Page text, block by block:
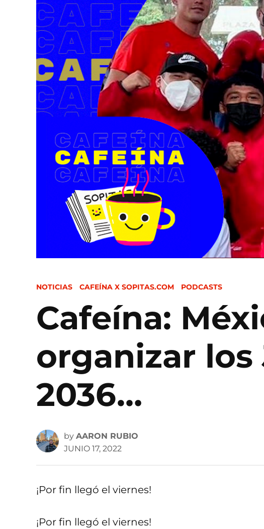
POSTED
NOTICIAS CAFEÍNA X SOPITAS.COM PODCASTS
Cafeína:
organizar
2036…
by AARON RUBIO
JUNIO 17, 2022
¡Por fin llegó el viernes!
¡Por fin llegó el viernes!